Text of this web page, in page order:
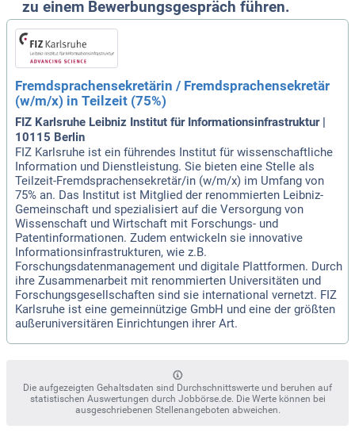
zu einem Bewerbungsgespräch führen.
Fremdsprachensekretärin / Fremdsprachensekretär
(w/m/x) in Teilzeit (75%)
FIZ Karlsruhe Leibniz Institut für Informationsinfrastruktur |
10115 Berlin
FIZ Karlsruhe ist ein führendes Institut für wissenschaftliche
Information und Dienstleistung. Sie bieten eine Stelle als
Teilzeit-Fremdsprachensekretär/in (w/m/x) im Umfang von
75% an. Das Institut ist Mitglied der renommierten Leibniz-
Gemeinschaft und spezialisiert auf die Versorgung von
Wissenschaft und Wirtschaft mit Forschungs- und
Patentinformationen. Zudem entwickeln sie innovative
Informationsinfrastrukturen, wie z.B.
Forschungsdatenmanagement und digitale Plattformen. Durch
ihre Zusammenarbeit mit renommierten Universitäten und
Forschungsgesellschaften sind sie international vernetzt. FIZ
Karlsruhe ist eine gemeinnützige GmbH und eine der größten
außeruniversitären Einrichtungen ihrer Art.
Die aufgezeigten Gehaltsdaten sind Durchschnittswerte und beruhen auf
statistischen Auswertungen durch Jobbörse.de. Die Werte können bei
ausgeschriebenen Stellenangeboten abweichen.